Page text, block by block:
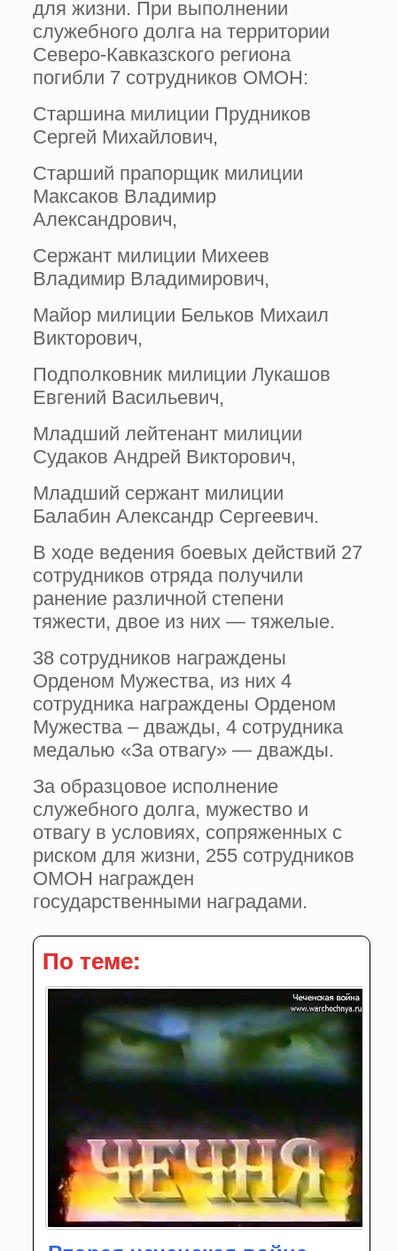
для жизни. При выполнении
служебного долга на территории
Северо-Кавказского региона
погибли 7 сотрудников ОМОН:
Старшина милиции Прудников
Сергей Михайлович,
Старший прапорщик милиции
Максаков Владимир
Александрович,
Сержант милиции Михеев
Владимир Владимирович,
Майор милиции Бельков Михаил
Викторович,
Подполковник милиции Лукашов
Евгений Васильевич,
Младший лейтенант милиции
Судаков Андрей Викторович,
Младший сержант милиции
Балабин Александр Сергеевич.
В ходе ведения боевых действий 27
сотрудников отряда получили
ранение различной степени
тяжести, двое из них — тяжелые.
38 сотрудников награждены
Орденом Мужества, из них 4
сотрудника награждены Орденом
Мужества – дважды, 4 сотрудника
медалью «За отвагу» — дважды.
За образцовое исполнение
служебного долга, мужество и
отвагу в условиях, сопряженных с
риском для жизни, 255 сотрудников
ОМОН награжден
государственными наградами.
По теме: